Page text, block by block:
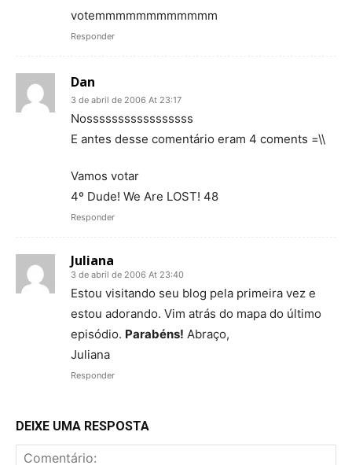
votemmmmmmmmmmmm
Responder
Dan
3 de abril de 2006 At 23:17
Nosssssssssssssssss
E antes desse comentário eram 4 coments =\\
Vamos votar
4º Dude! We Are LOST! 48
Responder
Juliana
3 de abril de 2006 At 23:40
Estou visitando seu blog pela primeira vez e
estou adorando. Vim atrás do mapa do último
episódio. Parabéns! Abraço,
Juliana
Responder
DEIXE UMA RESPOSTA